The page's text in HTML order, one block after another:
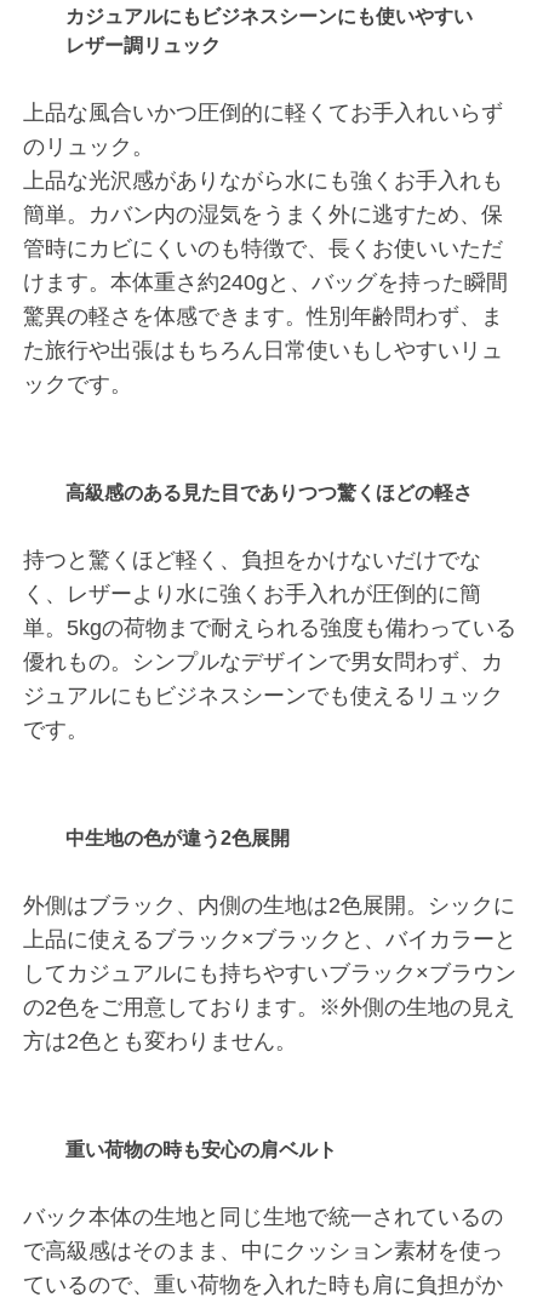
カジュアルにもビジネスシーンにも使いやすい
レザー調リュック
上品な風合いかつ圧倒的に軽くてお手入れいらず
のリュック。
上品な光沢感がありながら水にも強くお手入れも
簡単。カバン内の湿気をうまく外に逃すため、保
管時にカビにくいのも特徴で、長くお使いいただ
けます。本体重さ約240gと、バッグを持った瞬間
驚異の軽さを体感できます。性別年齢問わず、ま
た旅行や出張はもちろん日常使いもしやすいリュ
ックです。
高級感のある見た目でありつつ驚くほどの軽さ
持つと驚くほど軽く、負担をかけないだけでな
く、レザーより水に強くお手入れが圧倒的に簡
単。5kgの荷物まで耐えられる強度も備わっている
優れもの。シンプルなデザインで男女問わず、カ
ジュアルにもビジネスシーンでも使えるリュック
です。
中生地の色が違う2色展開
外側はブラック、内側の生地は2色展開。シックに
上品に使えるブラック×ブラックと、バイカラーと
してカジュアルにも持ちやすいブラック×ブラウン
の2色をご用意しております。※外側の生地の見え
方は2色とも変わりません。
重い荷物の時も安心の肩ベルト
バック本体の生地と同じ生地で統一されているの
で高級感はそのまま、中にクッション素材を使っ
ているので、重い荷物を入れた時も肩に負担がか